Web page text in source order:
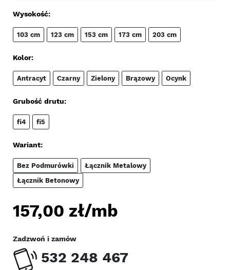
Wysokość:
103 cm 123 cm 153 cm 173 cm 203 cm
Kolor:
Antracyt Czarny Zielony Brązowy Ocynk
Grubość drutu:
fi4 fi5
Wariant:
Bez Podmurówki
Łącznik Metalowy
Łącznik Betonowy
157,00 zł/mb
Zadzwoń i zamów
532 248 467